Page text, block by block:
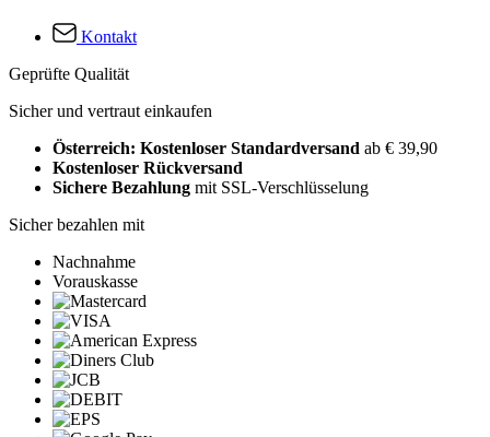
Kontakt
Geprüfte Qualität
Sicher und vertraut einkaufen
Österreich: Kostenloser Standardversand ab € 39,90
Kostenloser Rückversand
Sichere Bezahlung mit SSL-Verschlüsselung
Sicher bezahlen mit
Nachnahme
Vorauskasse